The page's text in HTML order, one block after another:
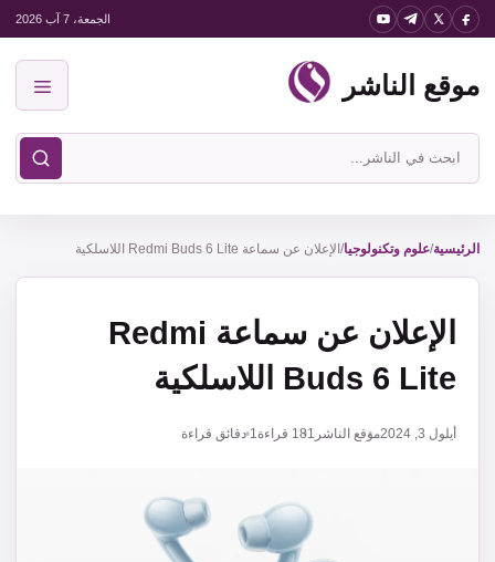
انتقل
المحتوى
الجمعة، 7 آب 2026
موقع الناشر
ابحث
في
الناشر
الرئيسية/علوم وتكنولوجيا/ الإعلان عن سماعة Redmi Buds 6 Lite اللاسلكية
الإعلان عن سماعة Redmi
Buds 6 Lite اللاسلكية
أيلول 3, 2024 موقع الناشر 181 قراءة1 دقائق قراءة